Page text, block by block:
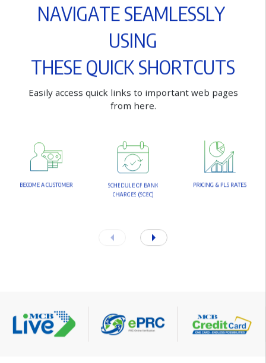
NAVIGATE SEAML ESSLY
USING
THESEQUICKSHORTCUTS
Easily access quick links to important web pages
from here.
BECOMEACUSTOMER SCHEDUL EOF BANK
CHARGES (SOBC)
PRICING&PL S RATES